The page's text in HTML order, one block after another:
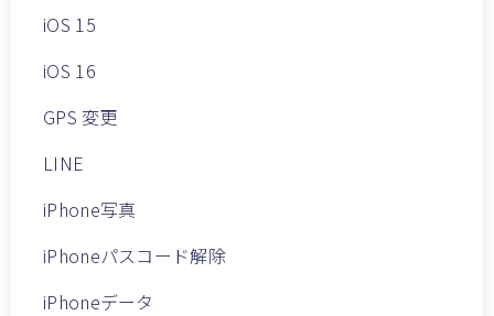
iOS 15
iOS 16
GPS 変更
LINE
iPhone写真
iPhoneパスコード解除
iPhoneデータ